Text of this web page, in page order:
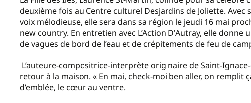
deuxième fois au Centre culturel Desjardins de Joliette.
voix mélodieuse, elle sera dans sa région le jeudi 16 mai
new country. En entretien avec L’Action D'Autray, elle
de vagues de bord de l’eau et de crépitements de feu de
L’auteure-compositrice-interprète originaire de Saint-
retour à la maison. « En mai, check-moi ben aller, on remplit
d’emblée, le cœur au ventre.